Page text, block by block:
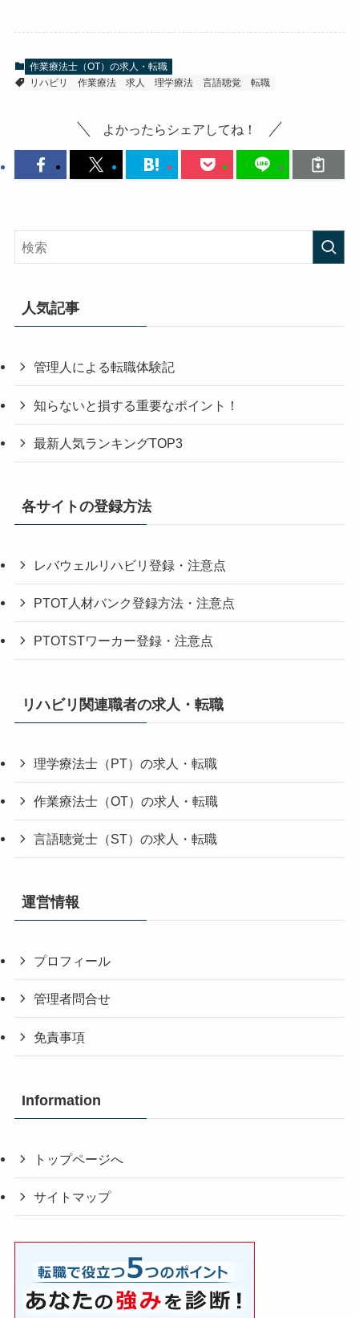
作業療法士（OT）の求人・転職
リハビリ
作業療法 求人 理学療法 言語聴覚 転職
よかったらシェアしてね！
人気記事
管理人による転職体験記
知らないと損する重要なポイント！
最新人気ランキングTOP3
各サイトの登録方法
レバウェルリハビリ登録・注意点
PTOT人材バンク登録方法・注意点
PTOTSTワーカー登録・注意点
リハビリ関連職者の求人・転職
理学療法士（PT）の求人・転職
作業療法士（OT）の求人・転職
言語聴覚士（ST）の求人・転職
運営情報
プロフィール
管理者問合せ
免責事項
Information
トップページへ
サイトマップ